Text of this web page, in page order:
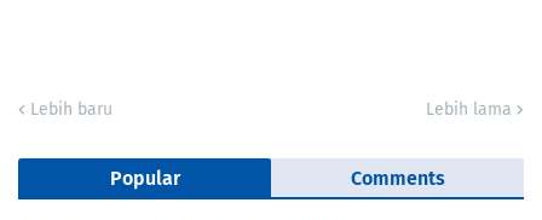
Lebih baru Lebih lama
Popular Comments